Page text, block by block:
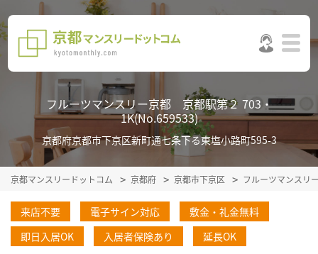
フルーツマンスリー京都 京都駅第２ 703・
1K(No.659533)
京都府京都市下京区新町通七条下る東塩小路町595-3
京都マンスリードットコム 京都府 京都市下京区 フルーツマンスリ
来店不要 電子サイン対応
敷金・礼金無料
即日入居OK
入居者保険あり 延長OK